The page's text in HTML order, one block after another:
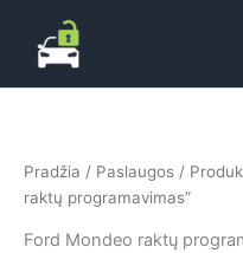
turinio
Pradžia / Paslaugos /
raktų programavimas”
Ford Mondeo raktų